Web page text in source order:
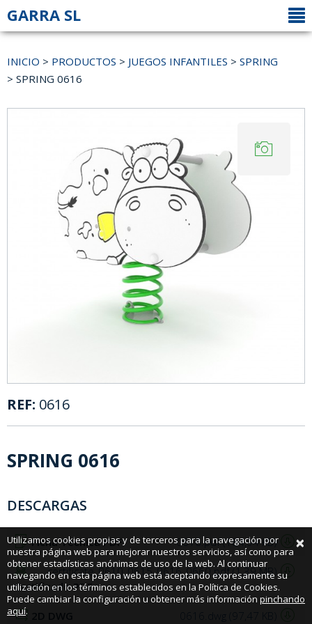
GARRA SL
INICIO > PRODUCTOS > JUEGOS INFANTILES > SPRING
> SPRING 0616
REF: 0616
SPRING 0616
DESCARGAS
0616.pdf (184,94 KB)
Ficha Técnica PDF
certificate_0610_0615_0616_0660.pdf (1,39 MB)
Certificado PDF
×
Utilizamos cookies propias y de terceros para la navegación por
nuestra página web para mejorar nuestros servicios, así como para
obtener estadísticas anónimas de uso de la web. Al continuar
navegando en esta página web está aceptando expresamente su
utilización en los términos establecidos en la Política de Cookies.
Puede cambiar la configuración u obtener más información pinchando
aquí.